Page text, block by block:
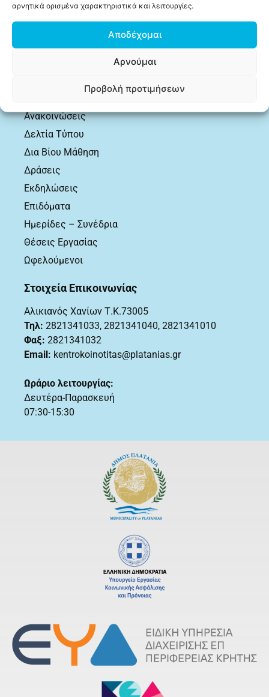
αρνητικά ορισμένα χαρακτηριστικά και λειτουργίες.
Αποδέχομαι
Αρνούμαι
Προβολή προτιμήσεων
Πληροφόρηση
Δημοσιεύσεις
Ανακοινώσεις
Δελτία Τύπου
Δια Βίου Μάθηση
Δράσεις
Εκδηλώσεις
Επιδόματα
Ημερίδες – Συνέδρια
Θέσεις Εργασίας
Ωφελούμενοι
Στοιχεία Επικοινωνίας
Αλικιανός Χανίων Τ.Κ.73005
Τηλ: 2821341033, 2821341040, 2821341010
Φαξ: 2821341032
Email: kentrokoinotitas@platanias.gr
Ωράριο λειτουργίας:
Δευτέρα-Παρασκευή
07:30-15:30